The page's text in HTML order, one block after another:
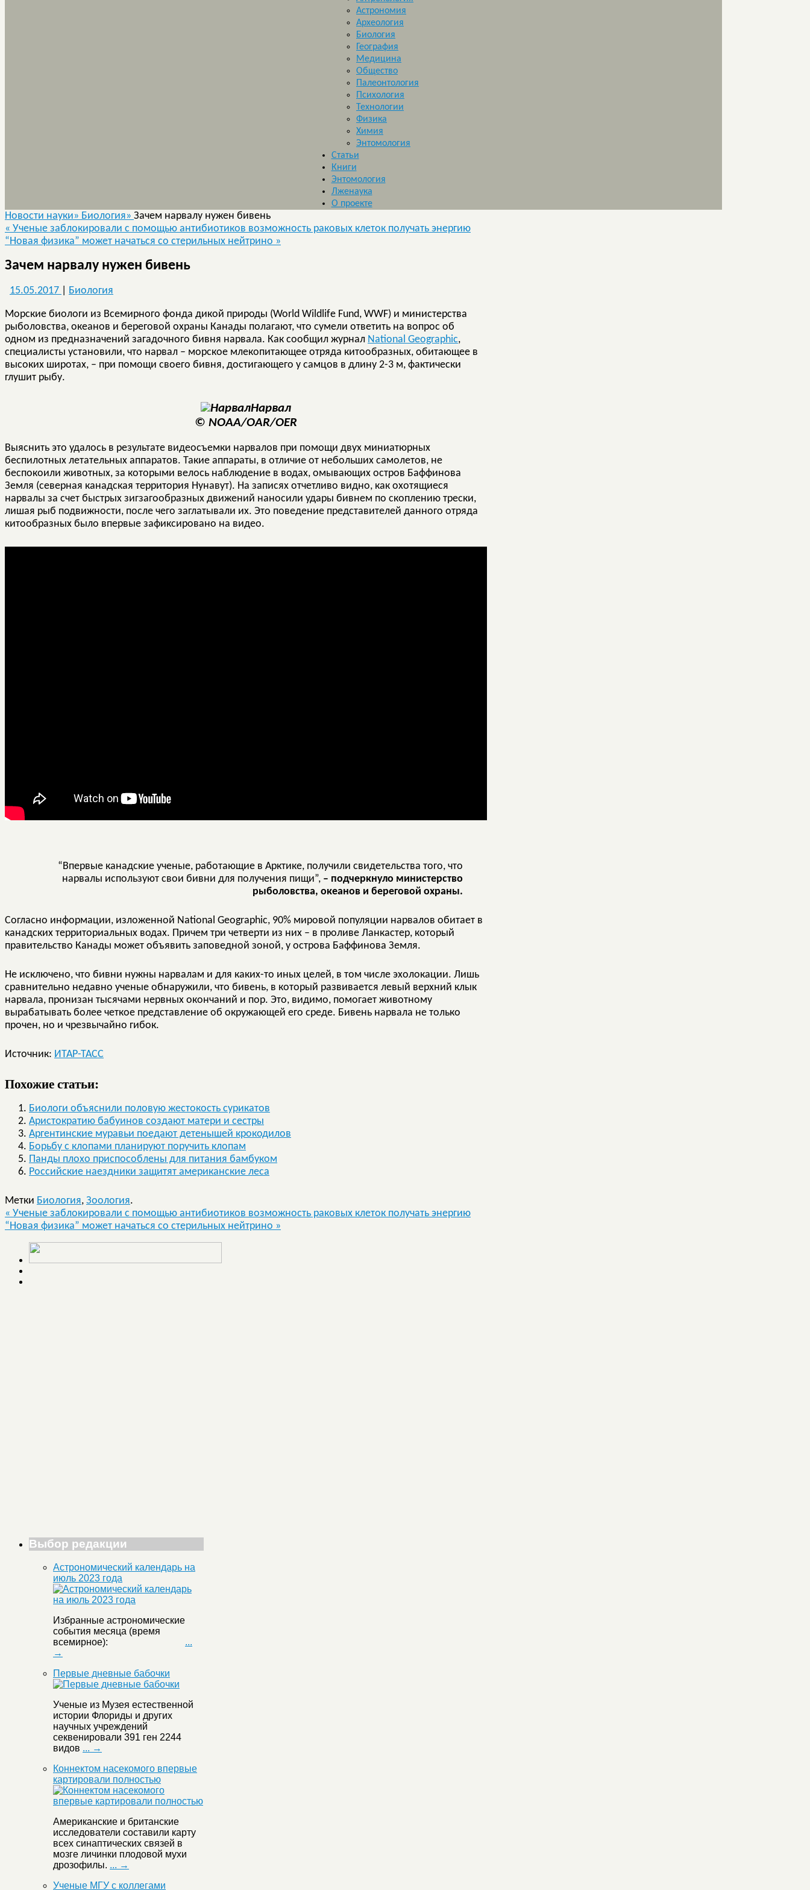
Астрономия
Археология
Биология
География
Медицина
Общество
Палеонтология
Психология
Технологии
Физика
Химия
Энтомология
Статьи
Книги
Энтомология
Лженаука
О проекте
Новости науки» Биология» Зачем нарвалу нужен бивень
« Ученые заблокировали с помощью антибиотиков возможность раковых клеток получать энергию
“Новая физика” может начаться со стерильных нейтрино »
Зачем нарвалу нужен бивень
15.05.2017 Биология
Морские биологи из Всемирного фонда дикой природы (World Wildlife Fund, WWF) и министерства
рыболовства, океанов и береговой охраны Канады полагают, что сумели ответить на вопрос об
одном из предназначений загадочного бивня нарвала. Как сообщил журнал National Geographic,
специалисты установили, что нарвал – морское млекопитающее отряда китообразных, обитающее в
высоких широтах, – при помощи своего бивня, достигающего у самцов в длину 2-3 м, фактически
глушит рыбу.
Нарвал
© NOAA/OAR/OER
Выяснить это удалось в результате видеосъемки нарвалов при помощи двух миниатюрных
беспилотных летательных аппаратов. Такие аппараты, в отличие от небольших самолетов, не
беспокоили животных, за которыми велось наблюдение в водах, омывающих остров Баффинова
Земля (северная канадская территория Нунавут). На записях отчетливо видно, как охотящиеся
нарвалы за счет быстрых зигзагообразных движений наносили удары бивнем по скоплению трески,
лишая рыб подвижности, после чего заглатывали их. Это поведение представителей данного отряда
китообразных было впервые зафиксировано на видео.
“Впервые канадские ученые, работающие в Арктике, получили свидетельства того, что
нарвалы используют свои бивни для получения пищи”, – подчеркнуло министерство
рыболовства, океанов и береговой охраны.
Согласно информации, изложенной National Geographic, 90% мировой популяции нарвалов обитает в
канадских территориальных водах. Причем три четверти из них – в проливе Ланкастер, который
правительство Канады может объявить заповедной зоной, у острова Баффинова Земля.
Не исключено, что бивни нужны нарвалам и для каких-то иных целей, в том числе эхолокации. Лишь
сравнительно недавно ученые обнаружили, что бивень, в который развивается левый верхний клык
нарвала, пронизан тысячами нервных окончаний и пор. Это, видимо, помогает животному
вырабатывать более четкое представление об окружающей его среде. Бивень нарвала не только
прочен, но и чрезвычайно гибок.
Источник: ИТАР-ТАСС
Похожие статьи:
Биологи объяснили половую жестокость сурикатов
Аристократию бабуинов создают матери и сестры
Аргентинские муравьи поедают детенышей крокодилов
Борьбу с клопами планируют поручить клопам
Панды плохо приспособлены для питания бамбуком
Российские наездники защитят американские леса
Метки Биология, Зоология.
« Ученые заблокировали с помощью антибиотиков возможность раковых клеток получать энергию
“Новая физика” может начаться со стерильных нейтрино »
Выбор редакции
Астрономический календарь на
июль 2023 года
Избранные астрономические
события месяца (время
всемирное): ...
→
Первые дневные бабочки
Ученые из Музея естественной
истории Флориды и других
научных учреждений
секвенировали 391 ген 2244
видов ... →
Коннектом насекомого впервые
картировали полностью
Американские и британские
исследователи составили карту
всех синаптических связей в
мозге личинки плодовой мухи
дрозофилы. ... →
Ученые МГУ с коллегами